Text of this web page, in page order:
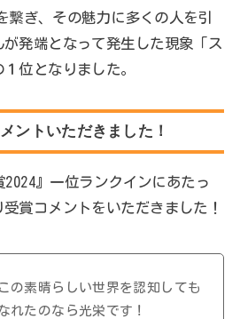
繋ぎ、その魅力に多くの人を引
発端となって発生した現象「ス
位となりました。
ントいただきました！
2024』一位ランクインにあたっ
賞コメントをいただきました！
の素晴らしい世界を認知しても
れたのなら光栄です！